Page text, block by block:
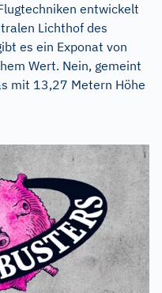
entwickelt
Lichthof des
es ein Exponat von
Wert. Nein, gemeint
mit 13,27 Metern Höhe